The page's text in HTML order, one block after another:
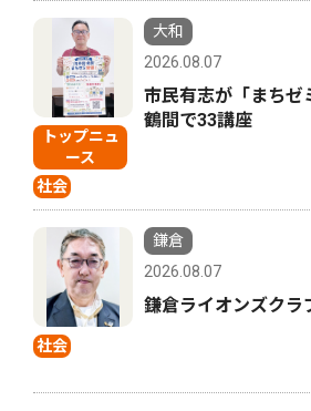
トップニュ
ース
社会
大和
2026.08.07
市民有志が「まち
鶴間で33講座
社会
鎌倉
2026.08.07
鎌倉ライオンズク